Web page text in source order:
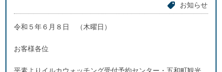
お知らせ
令和５年６月８日 （木曜日）
お客様各位